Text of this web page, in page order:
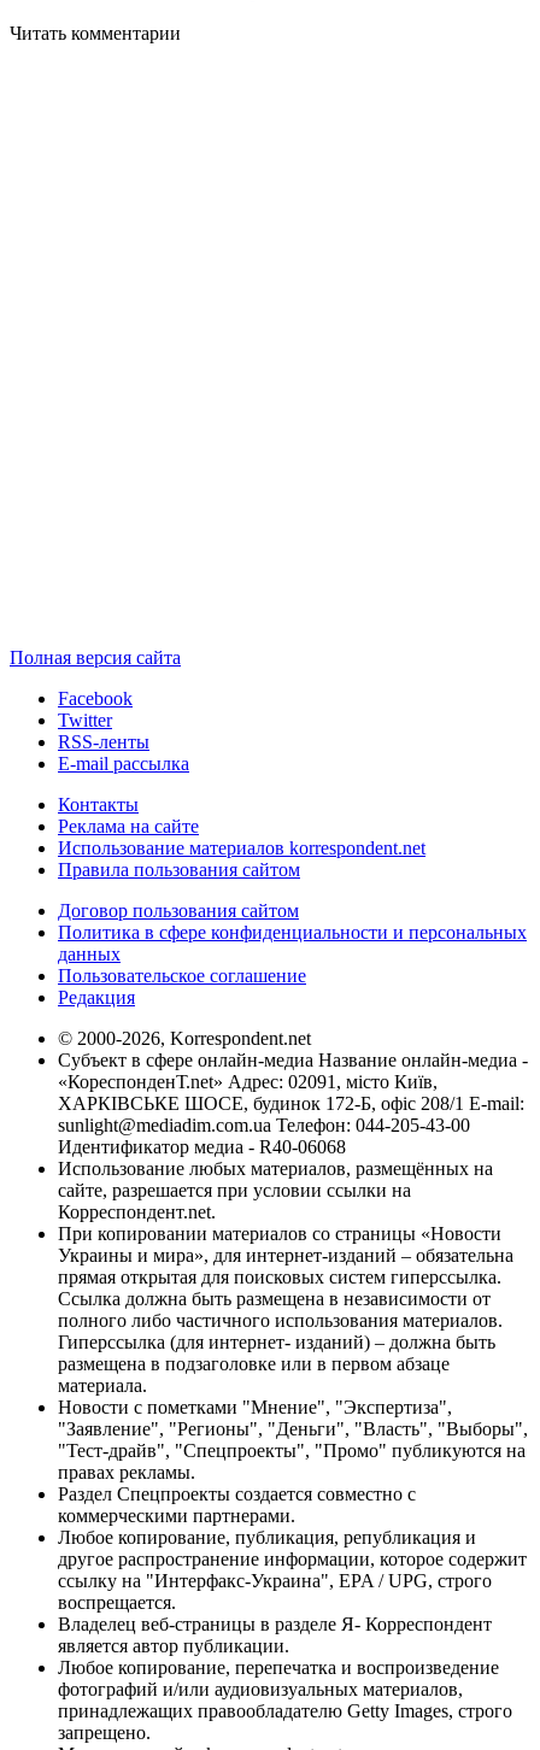
Читать комментарии
Полная версия сайта
Facebook
Twitter
RSS-ленты
E-mail рассылка
Контакты
Реклама на сайте
Использование материалов korrespondent.net
Правила пользования сайтом
Договор пользования сайтом
Политика в сфере конфиденциальности и персональных
данных
Пользовательское соглашение
Редакция
© 2000-2026, Korrespondent.net
Субъект в сфере онлайн-медиа Название онлайн-медиа -
«КореспонденТ.net» Адрес: 02091, місто Київ,
ХАРКІВСЬКЕ ШОСЕ, будинок 172-Б, офіс 208/1 E-mail:
sunlight@mediadim.com.ua Телефон: 044-205-43-00
Идентификатор медиа - R40-06068
Использование любых материалов, размещённых на
сайте, разрешается при условии ссылки на
Корреспондент.net.
При копировании материалов со страницы «Новости
Украины и мира», для интернет-изданий – обязательна
прямая открытая для поисковых систем гиперссылка.
Ссылка должна быть размещена в независимости от
полного либо частичного использования материалов.
Гиперссылка (для интернет- изданий) – должна быть
размещена в подзаголовке или в первом абзаце
материала.
Новости с пометками "Мнение", "Экспертиза",
"Заявление", "Регионы", "Деньги", "Власть", "Выборы",
"Тест-драйв", "Спецпроекты", "Промо" публикуются на
правах рекламы.
Раздел Спецпроекты создается совместно с
коммерческими партнерами.
Любое копирование, публикация, републикация и
другое распространение информации, которое содержит
ссылку на "Интерфакс-Украина", EPA / UPG, строго
воспрещается.
Владелец веб-страницы в разделе Я- Корреспондент
является автор публикации.
Любое копирование, перепечатка и воспроизведение
фотографий и/или аудиовизуальных материалов,
принадлежащих правообладателю Getty Images, строго
запрещено.